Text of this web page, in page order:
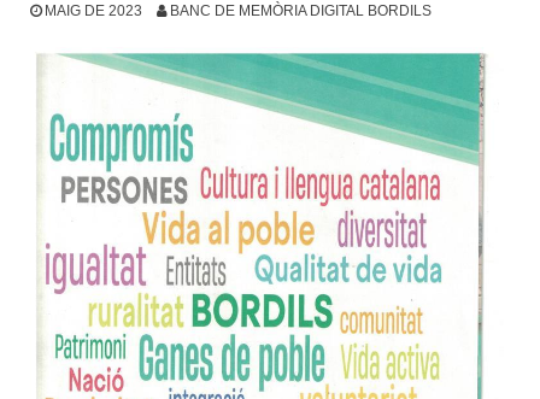
MAIG DE 2023 BANC DE MEMÒRIA DIGITAL BORDILS